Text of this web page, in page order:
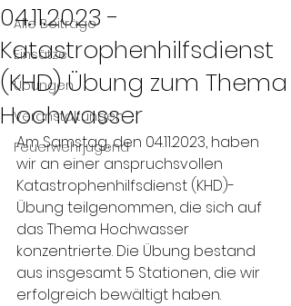
Alle Beiträge
Einsätze
Übungen
Veranstaltungen
Feuerwehrjugend
04.11.2023 -
Katastrophenhilfsdienst
(KHD) Übung zum Thema
Hochwasser
Am Samstag, den 04.11.2023, haben
wir an einer anspruchsvollen
Katastrophenhilfsdienst (KHD)-
Übung teilgenommen, die sich auf
das Thema Hochwasser
konzentrierte. Die Übung bestand
aus insgesamt 5 Stationen, die wir
erfolgreich bewältigt haben.